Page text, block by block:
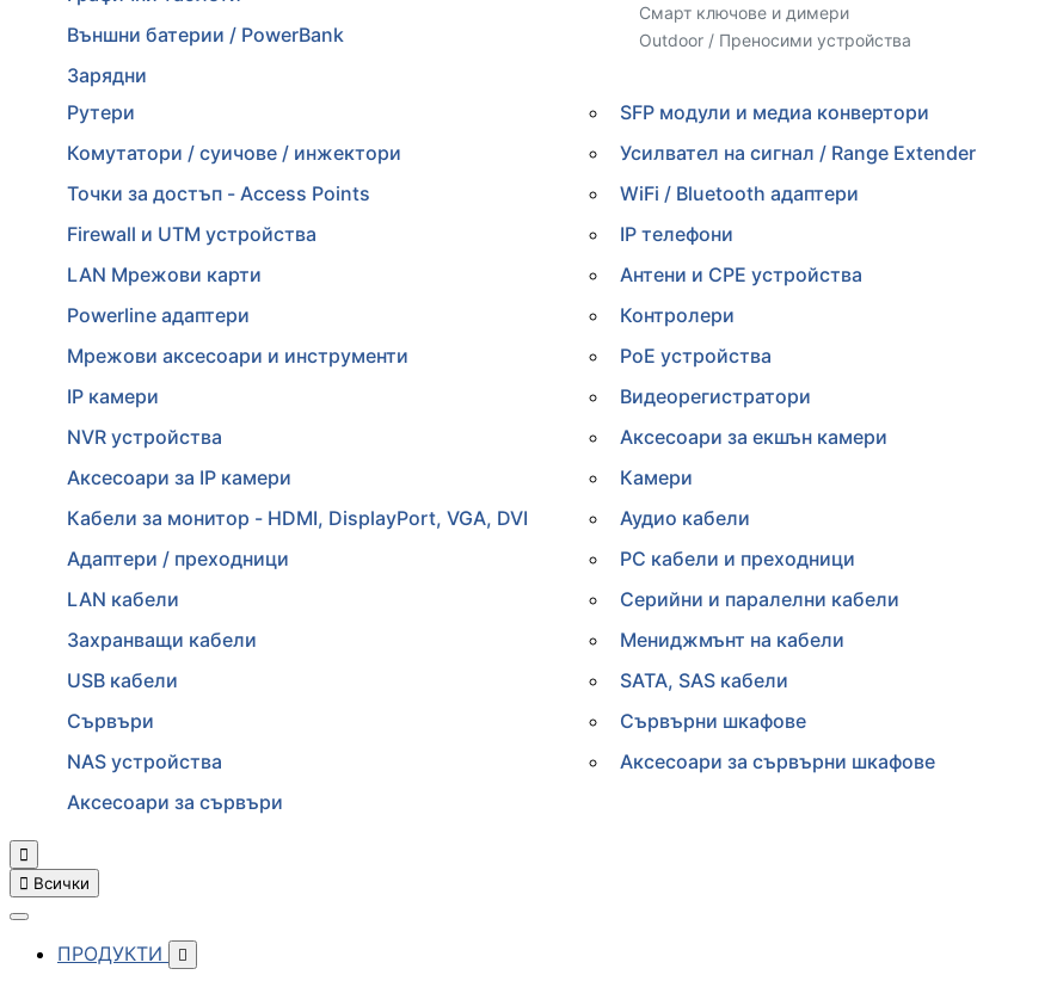
Външни батерии / PowerBank
Зарядни
Смарт ключове и димери
Outdoor / Преносими устройства
Рутери
Комутатори / суичове / инжектори
Точки за достъп - Access Points
Firewall и UTM устройства
LAN Мрежови карти
Powerline адаптери
Мрежови аксесоари и инструменти
SFP модули и медиа конвертори
Усилвател на сигнал / Range Extender
WiFi / Bluetooth адаптери
IP телефони
Антени и CPE устройства
Контролери
PoE устройства
IP камери
NVR устройства
Аксесоари за IP камери
Видеорегистратори
Аксесоари за екшън камери
Камери
Кабели за монитор - HDMI, DisplayPort, VGA, DVI
Адаптери / преходници
LAN кабели
Захранващи кабели
USB кабели
Аудио кабели
PC кабели и преходници
Серийни и паралелни кабели
Мениджмънт на кабели
SATA, SAS кабели
Сървъри
NAS устройства
Аксесоари за сървъри
Сървърни шкафове
Аксесоари за сървърни шкафове

 Всички
ПРОДУКТИ 